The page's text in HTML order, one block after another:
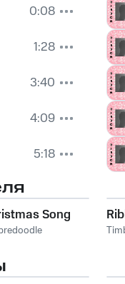
0:08
1:28
3:40
4:09
5:18
Song